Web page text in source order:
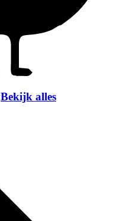
Bekijk alles